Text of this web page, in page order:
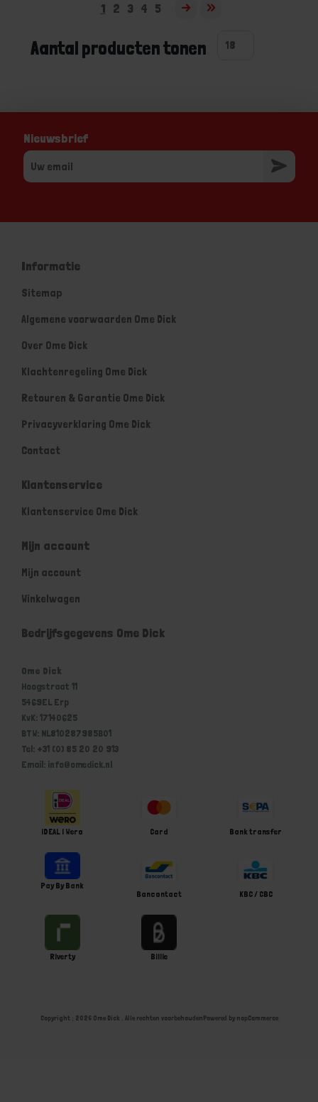
1 2 3 4 5
Aantal producten tonen
Nieuwsbrief
Informatie
Sitemap
Algemene voorwaarden Ome Dick
Over Ome Dick
Klachtenregeling Ome Dick
Retouren & Garantie Ome Dick
Privacyverklaring Ome Dick
Contact
Klantenservice
Klantenservice Ome Dick
Mijn account
Mijn account
Winkelwagen
Bedrijfsgegevens Ome Dick
Ome Dick
Hoogstraat 11
5469EL Erp
KvK: 17140625
BTW: NL810287985B01
Tel: +31 (0) 85 20 20 913
Email: info@omedick.nl
iDEAL | Wero Card Bank transfer
Pay By Bank
Bancontact
KBC / CBC
Riverty Billie
Copyright ; 2026 Ome Dick . Alle rechten voorbehoudenPowered by nopCommerce